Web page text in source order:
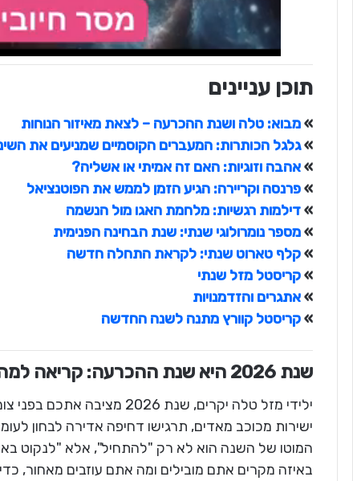
תוכן עניינים
»מבוא: טלה ושנת ההכרעה – לצאת מאיזור הנוחות
»גלגל הכותרות: המעברים הקוסמיים שמניעים את
»אהבה וזוגיות: האם זה אמיתי או אשליה?
»פרנסה וקריירה: הגיע הזמן לממש את הפוטנציאל
»דילמות רגשיות: מלחמת האגו מול הנשמה
»מספר נומרולוגי שנתי: שנת הבחינה הפנימית
»קלף טארוט שנתי: לקראת התחלה חדשה
»קריסטל מזל שנתי
»אתגרים והזדמנויות
»קריסטל קוורץ מתנה לשנה החדשה
שנת 2026 היא שנת ההכרעה: קריאה למהפכה פנימית
ילידי מזל טלה יקרים, שנת
ישירות מכוכב מאדים, תרגישו דחיפה אדירה לבחון
המוטו של השנה הוא לא רק "להתחיל", אלא "לנקוט
באיזה מקרים אתם מובילים ומה אתם עוזבים מאחור,